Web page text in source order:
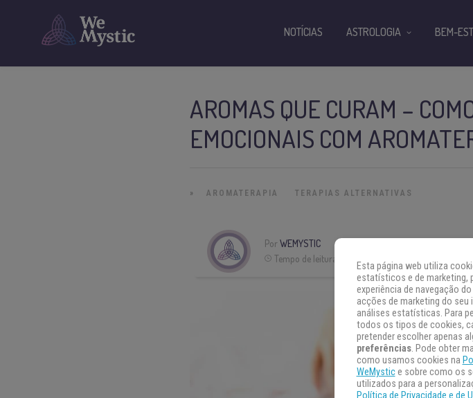
AROMAS QUE CURAM –
EMOCIONAIS COM
» AROMATERAPIA TERAPIAS ALTERNATIVAS
PorWEMYSTIC
Tempo de leitura:
NOTÍCIAS ASTROLOGIA BEM-
Esta página web utiliza
estatísticos e de marketing,
experiência de navegação
acções de marketing do seu
análises estatísticas. Para
todos os tipos de cookies,
pretender escolher apenas
preferências. Pode obter
como usamos cookies na
WeMystice sobre como os
utilizados para a